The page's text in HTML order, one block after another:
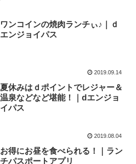
ワンコインの焼肉ランチぃ♪｜ｄ
エンジョイパス
2019.09.14
夏休みはｄポイントでレジャー＆
温泉などなど堪能！｜dエンジョ
イパス
2019.08.04
お得にお昼を食べられる！｜ラン
チパスポートアプリ